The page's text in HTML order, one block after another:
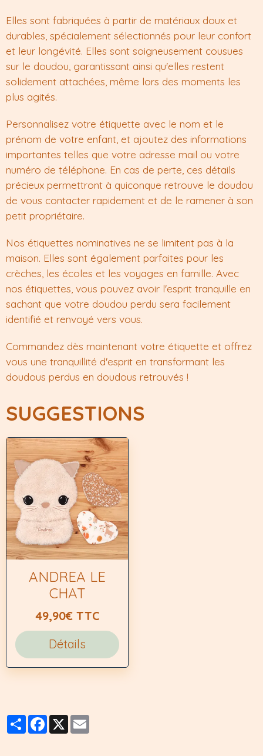
Elles sont fabriquées à partir de matériaux doux et
durables, spécialement sélectionnés pour leur confort
et leur longévité. Elles sont soigneusement cousues
sur le doudou, garantissant ainsi qu'elles restent
solidement attachées, même lors des moments les
plus agités.
Personnalisez votre étiquette avec le nom et le
prénom de votre enfant, et ajoutez des informations
importantes telles que votre adresse mail ou votre
numéro de téléphone. En cas de perte, ces détails
précieux permettront à quiconque retrouve le doudou
de vous contacter rapidement et de le ramener à son
petit propriétaire.
Nos étiquettes nominatives ne se limitent pas à la
maison. Elles sont également parfaites pour les
crèches, les écoles et les voyages en famille. Avec
nos étiquettes, vous pouvez avoir l'esprit tranquille en
sachant que votre doudou perdu sera facilement
identifié et renvoyé vers vous.
Commandez dès maintenant votre étiquette et offrez
vous une tranquillité d'esprit en transformant les
doudous perdus en doudous retrouvés !
SUGGESTIONS
ANDREA LE
CHAT
49,90€ TTC
Détails
PartagerFacebook
X